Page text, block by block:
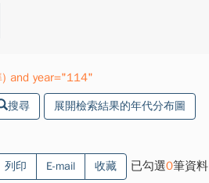
and year="114"
搜尋 展開檢索結果的年代分布圖
列印 E-mail 收藏 已勾選0筆資料